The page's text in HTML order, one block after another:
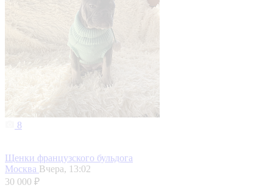
8
Щенки французского бульдога
Москва Вчера, 13:02
30 000 ₽